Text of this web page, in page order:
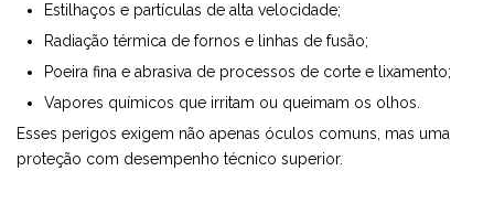
Estilhaços e partículas de alta velocidade;
Radiação térmica de fornos e linhas de fusão;
Poeira fina e abrasiva de processos de corte e lixamento;
Vapores químicos que irritam ou queimam os olhos.
Esses perigos exigem não apenas óculos comuns, mas uma
proteção com desempenho técnico superior.